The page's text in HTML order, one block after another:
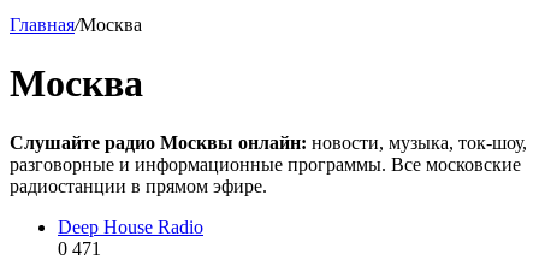
Главная/Москва
Москва
Слушайте радио Москвы онлайн: новости, музыка, ток-шоу,
разговорные и информационные программы. Все московские
радиостанции в прямом эфире.
Deep House Radio
0 471